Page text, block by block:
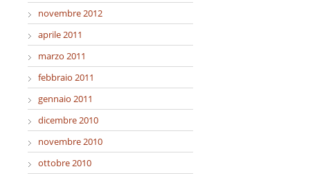
novembre 2012
aprile 2011
marzo 2011
febbraio 2011
gennaio 2011
dicembre 2010
novembre 2010
ottobre 2010